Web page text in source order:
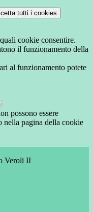
tutti i cookies
cookie consentire.
il funzionamento della
al funzionamento potete
possono essere
nella pagina della cookie
Veroli II